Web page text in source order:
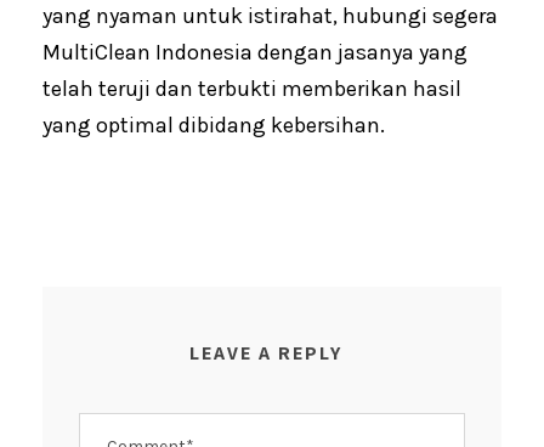
yang nyaman untuk istirahat, hubungi segera
MultiClean Indonesia dengan jasanya yang
telah teruji dan terbukti memberikan hasil
yang optimal dibidang kebersihan.
LEAVE A REPLY